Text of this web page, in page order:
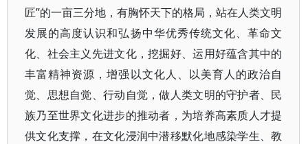
匠”的一亩三分地，有胸怀天下的格局，站在人类文明
发展的高度认识和弘扬中华优秀传统文化、革命文
化、社会主义先进文化，挖掘好、运用好蕴含其中的
丰富精神资源，增强以文化人、以美育人的政治自
觉、思想自觉、行动自觉，做人类文明的守护者、民
族乃至世界文化进步的推动者，为培养高素质人才提
供文化支撑，在文化浸润中潜移默化地感染学生、教